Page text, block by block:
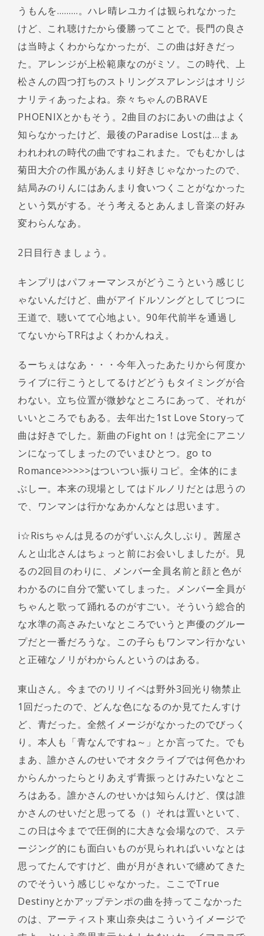
うもんを………。ハレ晴レユカイは観られなかった
けど、これ聴けたから優勝ってことで。長門の良さ
は当時よくわからなかったが、この曲は好きだっ
た。アレンジが上松範康なのがミソ。この時代、上
松さんの四つ打ちのストリングスアレンジはオリジ
ナリティあったよね。奈々ちゃんのBRAVE
PHOENIXとかもそう。2曲目のおにあいの曲はよく
知らなかったけど、最後のParadise Lostは…まぁ
われわれの時代の曲ですねこれまた。でもむかしは
菊田大介の作風があんまり好きじゃなかったので、
結局みのりんにはあんまり食いつくことがなかった
という気がする。そう考えるとあんまし音楽の好み
変わらんなあ。
2日目行きましょう。
キンプリはパフォーマンスがどうこうという感じじ
ゃないんだけど、曲がアイドルソングとしてじつに
王道で、聴いてて心地よい。90年代前半を通過し
てないからTRFはよくわかんねえ。
るーちぇはなあ・・・今年入ったあたりから何度か
ライブに行こうとしてるけどどうもタイミングが合
わない。立ち位置が微妙なところにあって、それが
いいところでもある。去年出た1st Love Storyって
曲は好きでした。新曲のFight on！は完全にアニソ
ンになってしまったのでいまひとつ。go to
Romance>>>>>はついつい振りコピ。全体的にま
ぶしー。本来の現場としてはドルノリだとは思うの
で、ワンマンは行かなあかんなとは思います。
i☆Risちゃんは見るのがずいぶん久しぶり。茜屋さ
んと山北さんはちょっと前にお会いしましたが。見
るの2回目のわりに、メンバー全員名前と顔と色が
わかるのに自分で驚いてしまった。メンバー全員が
ちゃんと歌って踊れるのがすごい。そういう総合的
な水準の高さみたいなところでいうと声優のグルー
プだと一番だろうな。この子らもワンマン行かない
と正確なノリがわからんというのはある。
東山さん。今までのリリイベは野外3回光り物禁止
1回だったので、どんな色になるのか見てたんすけ
ど、青だった。全然イメージがなかったのでびっく
り。本人も「青なんですね～」とか言ってた。でも
まあ、誰かさんのせいでオタクライブでは何色かわ
からんかったらとりあえず青振っとけみたいなとこ
ろはある。誰かさんのせいかは知らんけど、僕は誰
かさんのせいだと思ってる（）それは置いといて、
この日は今までで圧倒的に大きな会場なので、ステ
ージング的にも面白いものが見られればいいなとは
思ってたんですけど、曲が月がきれいで纏めてきた
のでそういう感じじゃなかった。ここでTrue
Destinyとかアップテンポの曲を持ってこなかった
のは、アーティスト東山奈央はこういうイメージで